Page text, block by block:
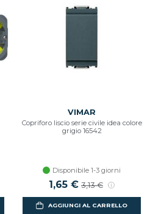
VIMAR
Copriforo liscio serie civile idea colore
grigio 16542
Disponibile 1-3 giorni
Prezzo scontato
1,65 € Prezzo di listino
3,13 €
AGGIUNGI AL CARRELLO